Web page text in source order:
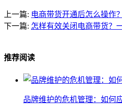
上一篇: 电商带货开通后怎么操作
下一篇: 怎样有效关闭电商带货？
推荐阅读
品牌维护的危机管理：如何